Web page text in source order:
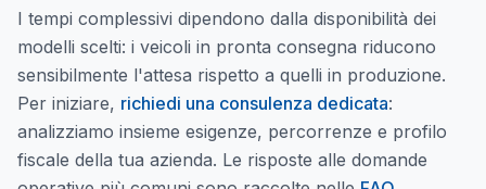
I tempi complessivi dipendono dalla disponibilità dei
modelli scelti: i veicoli in pronta consegna riducono
sensibilmente l'attesa rispetto a quelli in produzione.
Per iniziare, richiedi una consulenza dedicata:
analizziamo insieme esigenze, percorrenze e profilo
fiscale della tua azienda. Le risposte alle domande